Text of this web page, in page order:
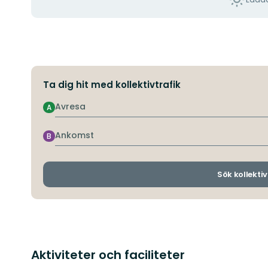
Ta dig hit med kollektivtrafik
Avresa
A
Ankomst
B
Sök
Aktiviteter och faciliteter